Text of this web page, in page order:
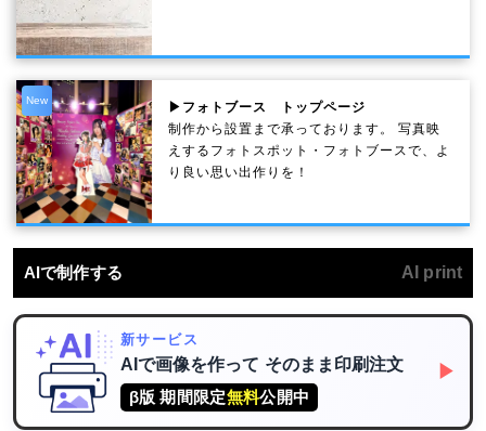
New
▶フォトブース トップページ
制作から設置まで承っております。 写真映
えするフォトスポット・フォトブースで、よ
り良い思い出作りを！
AIで制作する AI print
新サービス
AIで画像を作って そのまま印刷注文
β版 期間限定無料公開中
▶